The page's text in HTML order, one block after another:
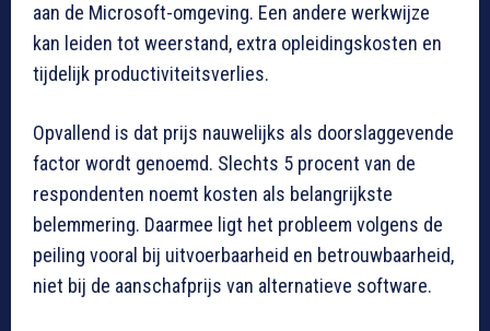
aan de Microsoft-omgeving. Een andere werkwijze
kan leiden tot weerstand, extra opleidingskosten en
tijdelijk productiviteitsverlies.
Opvallend is dat prijs nauwelijks als doorslaggevende
factor wordt genoemd. Slechts 5 procent van de
respondenten noemt kosten als belangrijkste
belemmering. Daarmee ligt het probleem volgens de
peiling vooral bij uitvoerbaarheid en betrouwbaarheid,
niet bij de aanschafprijs van alternatieve software.